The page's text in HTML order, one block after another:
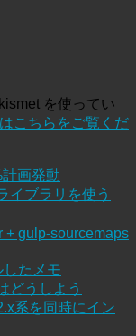
を使ってい
こちらをご覧くだ
画発動
イブラリを使う
+ gulp-sourcemaps
したメモ
どうしよう
系を同時にイン